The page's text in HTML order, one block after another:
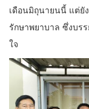
เดือนมิถุนายนนี้ แต่ยั
รักษาพยาบาล ซึ่งบร
ใจ